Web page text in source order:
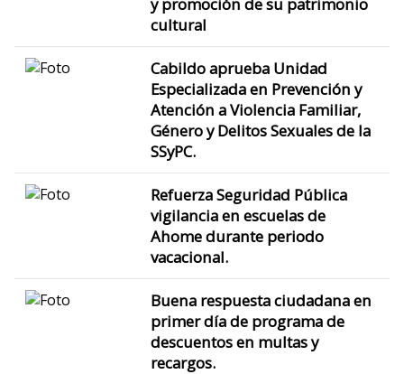
cultural
Cabildo aprueba Unidad
Especializada en Prevención y
Atención a Violencia Familiar,
Género y Delitos Sexuales de la
SSyPC.
Refuerza Seguridad Pública
vigilancia en escuelas de
Ahome durante periodo
vacacional.
Buena respuesta ciudadana en
primer día de programa de
descuentos en multas y
recargos.